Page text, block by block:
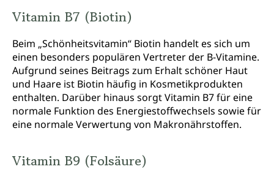
Vitamin B7 (Biotin)
Beim „Schönheitsvitamin“ Biotin handelt es sich um
einen besonders populären Vertreter der B-Vitamine.
Aufgrund seines Beitrags zum Erhalt schöner Haut
und Haare ist Biotin häufig in Kosmetikprodukten
enthalten. Darüber hinaus sorgt Vitamin B7 für eine
normale Funktion des Energiestoffwechsels sowie für
eine normale Verwertung von Makronährstoffen.
Vitamin B9 (Folsäure)